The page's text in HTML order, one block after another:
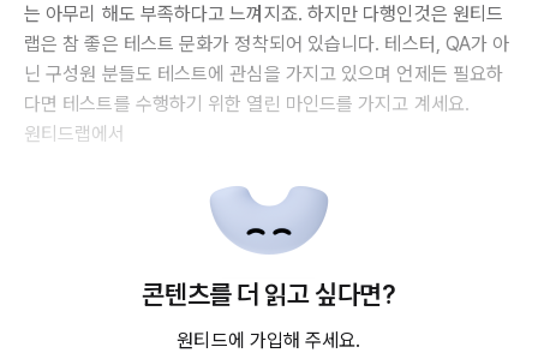
는 아무리 해도 부족하다고 느껴지죠. 하지만 다행인것은 원티드
랩은 참 좋은 테스트 문화가 정착되어 있습니다. 테스터, QA가 아
닌 구성원 분들도 테스트에 관심을 가지고 있으며 언제든 필요하
다면 테스트를 수행하기 위한 열린 마인드를 가지고 계세요.
원티드랩에서
콘텐츠를 더 읽고 싶다면?
원티드에 가입해 주세요.